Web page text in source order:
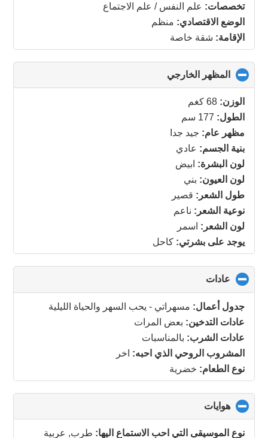
تخصصات: علم النفس / علم الاجتماع
الوضع الاقتصادي: منظم
الإقامة: شقة خاصة
المظهر الخارجي
to
الوزن: 68 كغم
الطول: 177 سم
مظهر عام: جيد جدا
بنية الجسم: عادي
لون البشرة: ابيض
لون العيون: بني
طول الشعر: قصير
نوعية الشعر: ناعم
لون الشعر: اسمر
يوجد على بشرتي: كاحل
عادات
to
collapse
contents
جدول أعمال: مسهراتي - يحب السهر والحياة الليلية
عادات التدخين: بعض المرات
عادات الشرب: بالمناسبات
المشروب الروحي الذي احبه: اخر
نوع الطعام: خضرية
هوايات
to
collapse
نوع الموسيقى التي احب الاستماع اليها: طرب, عربية